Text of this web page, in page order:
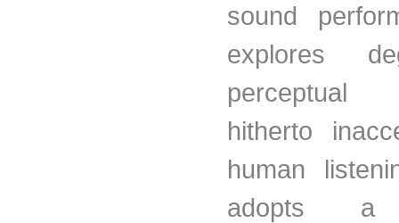
sound
explores
perceptual
hitherto
human
adopts a